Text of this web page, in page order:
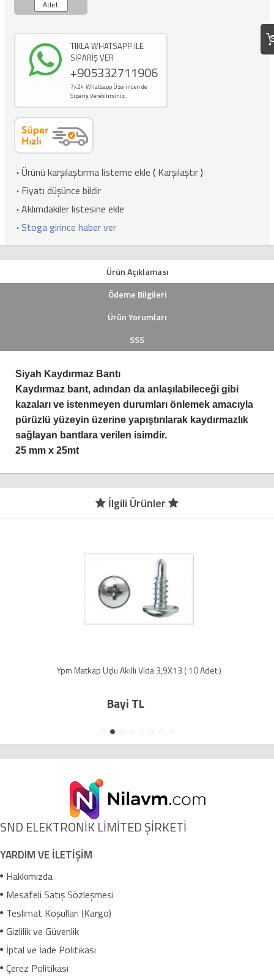
TIKLA WHATSAPP İLE
SİPARİŞ VER
+905332711906
7x24 Whatsapp Üzerinden de
Sipariş Verebilirsiniz.
·Ürünü karşılaştırma listeme ekle ( Karşılaştır)
· Fiyatı düşünce bildir
·Aklımdakiler listesine ekle
· Stoga girince haber ver
Ürün Açıklaması
Ödeme Bilgileri
Ürün Yorumları
SSS
Siyah Kaydırmaz Bantı
Kaydırmaz bant, adından da anlaşılabileceği gibi
kazaları ve istenmeyen durumları önlemek amacıyla
pürüzlü yüzeyin üzerine yapıştırılarak kaydırmazlık
sağlayan bantlara verilen isimdir.
25 mm x 25mt
İlgili Ürünler
Ypm Matkap Uçlu Akıllı Vida 3,9X13 ( 10 Adet )
Bayi TL
SND ELEKTRONİK LİMİTED ŞİRKETİ
YARDIM VE İLETİŞİM
Hakkımızda
Mesafeli Satış Sözleşmesi
Teslimat Koşulları (Kargo)
Gizlilik ve Güvenlik
İptal ve İade Politikası
Çerez Politikası